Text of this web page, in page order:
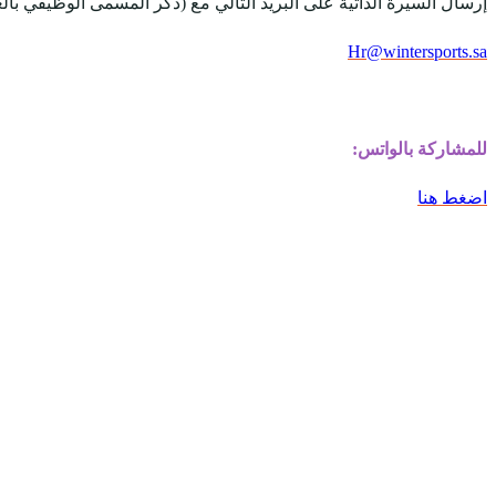
Hr@wintersports.sa
للمشاركة بالواتس:
اضغط هنا